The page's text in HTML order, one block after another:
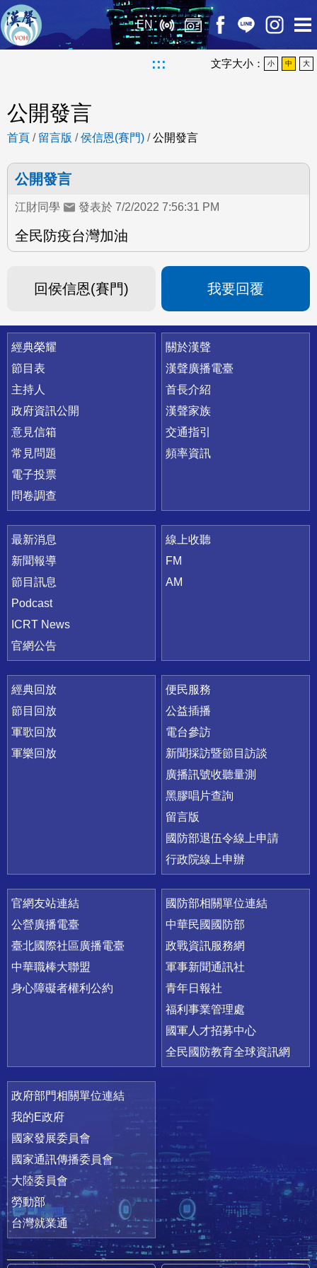
EN
::: 文字大小： 小 中 大
公開發言
首頁 / 留言版 /侯信恩(賽門) /公開發言
公開發言
江財同學 發表於 7/2/2022 7:56:31 PM
全民防疫台灣加油
回侯信恩(賽門) 我要回覆
快速連結
經典榮耀
節目表
主持人
政府資訊公開
意見信箱
常見問題
電子投票
問卷調查
關於漢聲
漢聲廣播電臺
首長介紹
漢聲家族
交通指引
頻率資訊
最新消息
新聞報導
節目訊息
Podcast
ICRT News
官網公告
線上收聽
FM
AM
經典回放
節目回放
軍歌回放
軍樂回放
便民服務
公益插播
電台參訪
新聞採訪暨節目訪談
廣播訊號收聽量測
黑膠唱片查詢
留言版
國防部退伍令線上申請
行政院線上申辦
官網友站連結
公營廣播電臺
臺北國際社區廣播電臺
中華職棒大聯盟
身心障礙者權利公約
國防部相關單位連結
中華民國國防部
政戰資訊服務網
軍事新聞通訊社
青年日報社
福利事業管理處
國軍人才招募中心
全民國防教育全球資訊網
政府部門相關單位連結
我的E政府
國家發展委員會
國家通訊傳播委員會
大陸委員會
勞動部
台灣就業通